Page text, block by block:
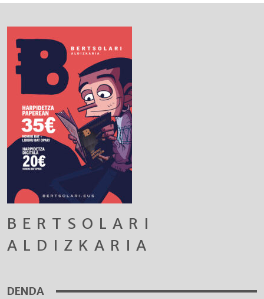
BERTSOLARI
ALDIZKARIA
DENDA